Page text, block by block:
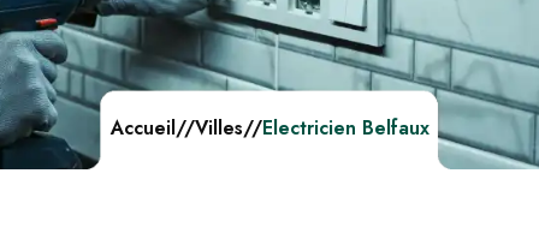
Accueil//Villes//Electricien Belfaux